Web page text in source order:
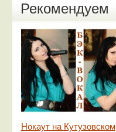
Рекомендуем
Нокаут на Кутузовском